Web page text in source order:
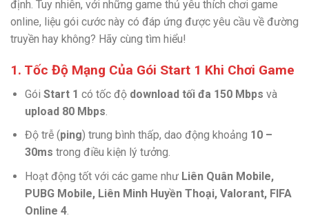
định. Tuy nhiên, với những game thủ yêu thích chơi game
online, liệu gói cước này có đáp ứng được yêu cầu về đường
truyền hay không? Hãy cùng tìm hiểu!
1. Tốc Độ Mạng Của Gói Start 1 Khi Chơi Game
Gói Start 1 có tốc độ download tối đa 150 Mbps và
upload 80 Mbps
Độ trễ (ping) trung bình thấp, dao động khoảng 10 –
30ms trong điều kiện lý tưởng.
Hoạt động tốt với các game như Liên Quân Mobile,
PUBG Mobile, Liên Minh Huyền Thoại, Valorant, FIFA
Online 4.